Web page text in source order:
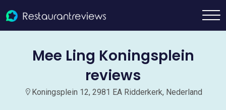
Mee Ling Koningsplein
reviews
Koningsplein 12, 2981 EA Ridderkerk, Nederland